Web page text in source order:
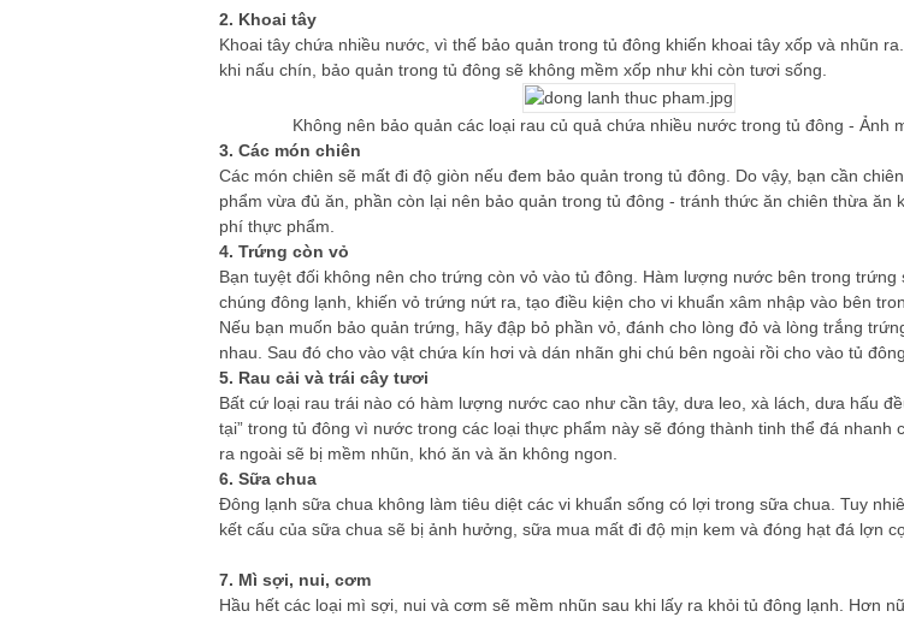
2. Khoai tây
Khoai tây chứa nhiều nước, vì thế bảo quản trong tủ đông khiến khoai tây xốp và nhũn
khi nấu chín, bảo quản trong tủ đông sẽ không mềm xốp như khi còn tươi sống.
Không nên bảo quản các loại rau củ quả chứa nhiều nước trong tủ đông - Ảnh
3. Các món chiên
Các món chiên sẽ mất đi độ giòn nếu đem bảo quản trong tủ đông. Do vậy, bạn cần
phẩm vừa đủ ăn, phần còn lại nên bảo quản trong tủ đông - tránh thức ăn chiên thừa ăn
phí thực phẩm.
4. Trứng còn vỏ
Bạn tuyệt đối không nên cho trứng còn vỏ vào tủ đông. Hàm lượng nước bên trong trứng
chúng đông lạnh, khiến vỏ trứng nứt ra, tạo điều kiện cho vi khuẩn xâm nhập vào bên
Nếu bạn muốn bảo quản trứng, hãy đập bỏ phần vỏ, đánh cho lòng đỏ và lòng trắng
nhau. Sau đó cho vào vật chứa kín hơi và dán nhãn ghi chú bên ngoài rồi cho vào tủ đông.
5. Rau cải và trái cây tươi
Bất cứ loại rau trái nào có hàm lượng nước cao như cần tây, dưa leo, xà lách, dưa hấu
tại” trong tủ đông vì nước trong các loại thực phẩm này sẽ đóng thành tinh thể đá nhanh
ra ngoài sẽ bị mềm nhũn, khó ăn và ăn không ngon.
6. Sữa chua
Đông lạnh sữa chua không làm tiêu diệt các vi khuẩn sống có lợi trong sữa chua. Tuy
kết cấu của sữa chua sẽ bị ảnh hưởng, sữa mua mất đi độ mịn kem và đóng hạt đá lợn
7. Mì sợi, nui, cơm
Hầu hết các loại mì sợi, nui và cơm sẽ mềm nhũn sau khi lấy ra khỏi tủ đông lạnh. Hơn